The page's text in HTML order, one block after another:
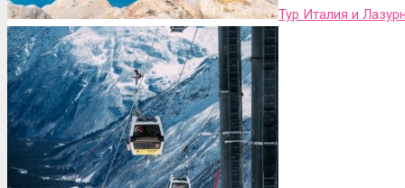
Тур Италия и